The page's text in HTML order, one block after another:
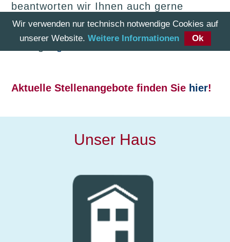
beantworten wir Ihnen auch gerne
weitere Fragen oder stehen Ihnen zu
einem persönlichen Gespräch zur
Aktuelle Stellenangebote finden Sie hier!
Unser Haus
Wir verwenden nur technisch notwendige Cookies auf
unserer Website. Weitere Informationen Ok